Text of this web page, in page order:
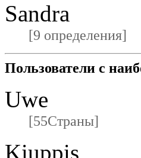
Sandra
[9 определения]
Пользователи с
Uwe
[55Страны]
Kiuppis